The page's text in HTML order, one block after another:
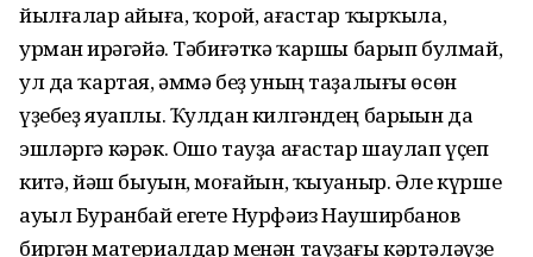
йылғалар һайыға, ҡорой, ағастар ҡырҡыла,
урман һирәгәйә. Тәбиғәткә ҡаршы барып булмай,
ул да ҡартая, әммә беҙ уның таҙалығы өсөн
үҙебеҙ яуаплы. Ҡулдан килгәндең барыһын да
эшләргә кәрәк. Ошо тауҙа ағастар шаулап үҫеп
китһә, йәш быуын, моғайын, ҡыуаныр. Әле күрше
ауыл Буранбай егете Нурфәиз Науширбанов
биргән материалдар менән тауҙағы кәртәләүҙе